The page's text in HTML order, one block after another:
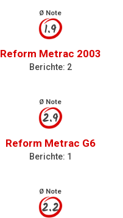
Ø Note
1.9
Reform Metrac 2003
Berichte: 2
Ø Note
2.9
Reform Metrac G6
Berichte: 1
Ø Note
2.2